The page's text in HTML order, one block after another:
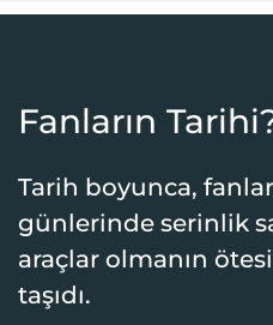
Fanların
Tarih boyunca, fanlar
günlerinde serinlik
araçlar olmanın
taşıdı.